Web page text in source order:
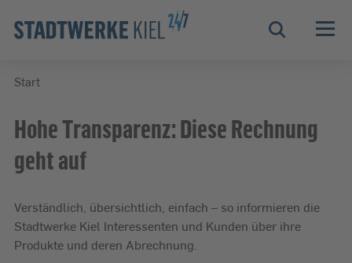
Zur Hauptnavigation springen
Zur Servicelasche springen
Zum Hauptinhalt springen
Zur Footernavigation springen
Suche
Start
Start
Hohe Transparenz: Diese Rechnung
geht auf
Verständlich, übersichtlich, einfach – so informieren die
Stadtwerke Kiel Interessenten und Kunden über ihre
Produkte und deren Abrechnung.